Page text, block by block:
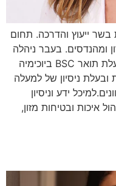
ייעוץ והדרכה. תחום
כ-20 טכנולוגי מזון ומהנדסים. בעבר ניהלה
את צוות בטיחות מזון בחברה.מיכל בעלת תואר BSC ביוכימיה
ניסיון של למעלה
ידע וניסיון
איכות ובטיחות מזון,